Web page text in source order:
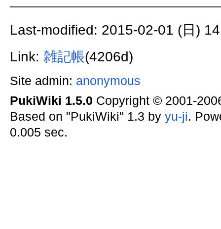
Last-modified: 2015-02-01 (日)
Link: 雑記帳(4206d)
Site admin: anonymous
PukiWiki 1.5.0 Copyright © 2001-
Based on "PukiWiki" 1.3 by yu-ji.
0.005 sec.